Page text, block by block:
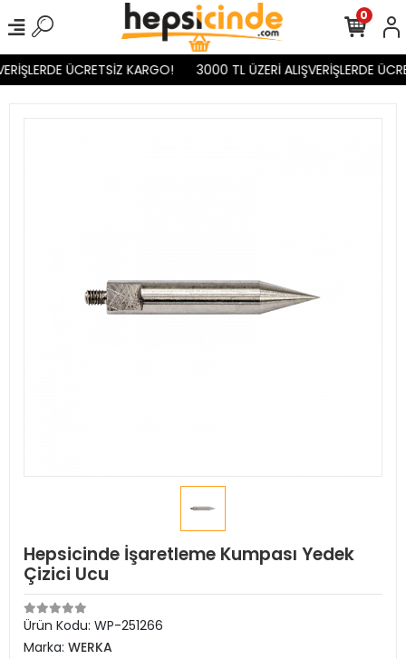
ÜCRETSİZ KARGO! 3000 TL ÜZERİ ALIŞVERİŞLERDE
0
Hepsicinde İşaretleme Kumpası Yedek
Çizici Ucu
Ürün Kodu: WP-251266
Marka: WERKA